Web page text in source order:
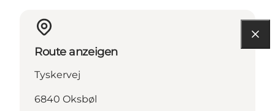
Route anzeigen
Tyskervej
6840 Oksbøl